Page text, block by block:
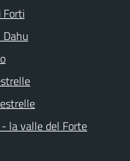
Forti
Dahu
la valle del Forte